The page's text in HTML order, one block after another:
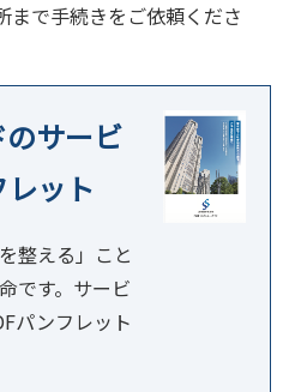
まで手続きをご依頼くださ
サービ
ット
整える」こと
です。サービ
パンフレット